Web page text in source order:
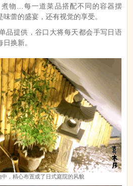
物…每一道菜品搭配不同的容器摆
蕾的盛宴，还有视觉的享受。
品提供，谷口大将每天都会手写日语
换新。
中，精心布置成了日式庭院的风貌